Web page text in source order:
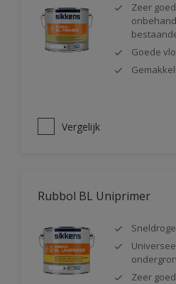
Zeer
Goede
Vergelijk
Rubbol BL Uniprimer
Zeer